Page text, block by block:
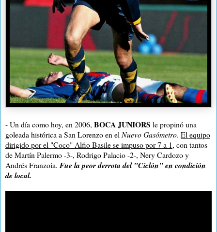
- Un día como hoy, en 2006, BOCA JUNIORS le propinó una
goleada histórica a San Lorenzo en el Nuevo Gasómetro. El equipo
dirigido por el "Coco" Alfio Basile se impuso por 7 a 1, con tantos
de Martín Palermo -3-, Rodrigo Palacio -2-, Nery Cardozo y
Andrés Franzoia. Fue la peor derrota del "Ciclón" en condición
de local.